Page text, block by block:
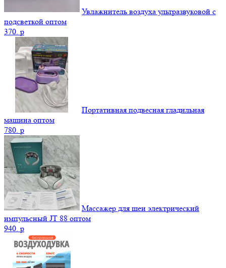
Увлажнитель воздуха ультразвуковой с
подсветкой оптом
370. p
Портативная подвесная гладильная
машина оптом
780. p
Массажер для шеи электрический
импульсный JT 88 оптом
940. p